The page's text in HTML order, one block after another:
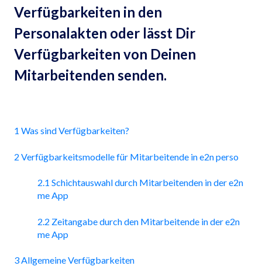
Verfügbarkeiten in den
Personalakten oder lässt Dir
Verfügbarkeiten von Deinen
Mitarbeitenden senden.
1 Was sind Verfügbarkeiten?
2 Verfügbarkeitsmodelle für Mitarbeitende in e2n perso
2.1 Schichtauswahl durch Mitarbeitenden in der e2n
me App
2.2 Zeitangabe durch den Mitarbeitende in der e2n
me App
3 Allgemeine Verfügbarkeiten